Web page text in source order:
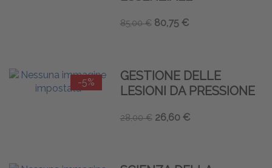
85,00 € 80,75 €
-5%
GESTIONE DELLE
LESIONI DA PRESSIONE
28,00 € 26,60 €